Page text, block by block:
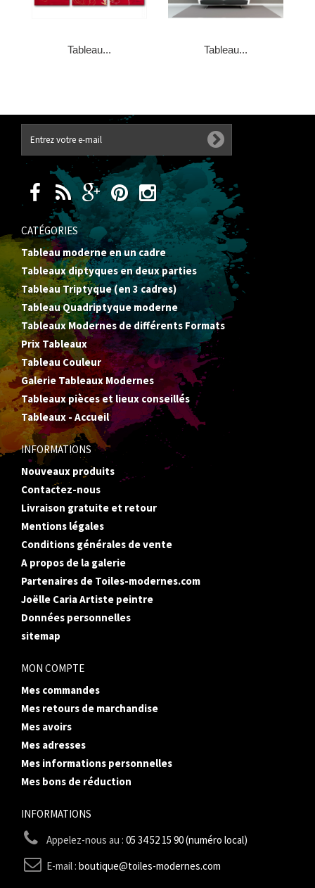
Tableau... Tableau...
CATÉGORIES
Tableau moderne en un cadre
Tableaux diptyques en deux parties
Tableau Triptyque (en 3 cadres)
Tableau Quadriptyque moderne
Tableaux Modernes de différents Formats
Prix Tableaux
Tableau Couleur
Galerie Tableaux Modernes
Tableaux pièces et lieux conseillés
Tableaux - Accueil
INFORMATIONS
Nouveaux produits
Contactez-nous
Livraison gratuite et retour
Mentions légales
Conditions générales de vente
A propos de la galerie
Partenaires de Toiles-modernes.com
Joëlle Caria Artiste peintre
Données personnelles
sitemap
MON COMPTE
Mes commandes
Mes retours de marchandise
Mes avoirs
Mes adresses
Mes informations personnelles
Mes bons de réduction
INFORMATIONS
Appelez-nous au : 05 34 52 15 90 (numéro local)
E-mail : boutique@toiles-modernes.com